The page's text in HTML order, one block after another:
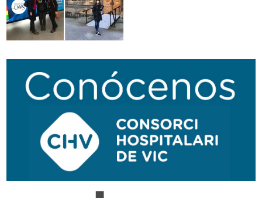
Traductor
Segueix-nos:
Navegación
secundaria